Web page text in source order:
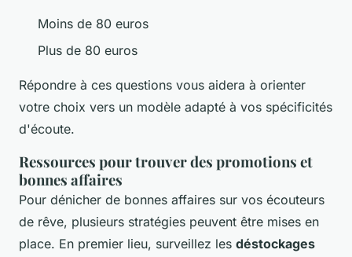
Moins de 80 euros
Plus de 80 euros
Répondre à ces questions vous aidera à orienter
votre choix vers un modèle adapté à vos spécificités
d'écoute.
Ressources pour trouver des promotions et
bonnes affaires
Pour dénicher de bonnes affaires sur vos écouteurs
de rêve, plusieurs stratégies peuvent être mises en
place. En premier lieu, surveillez les déstockages